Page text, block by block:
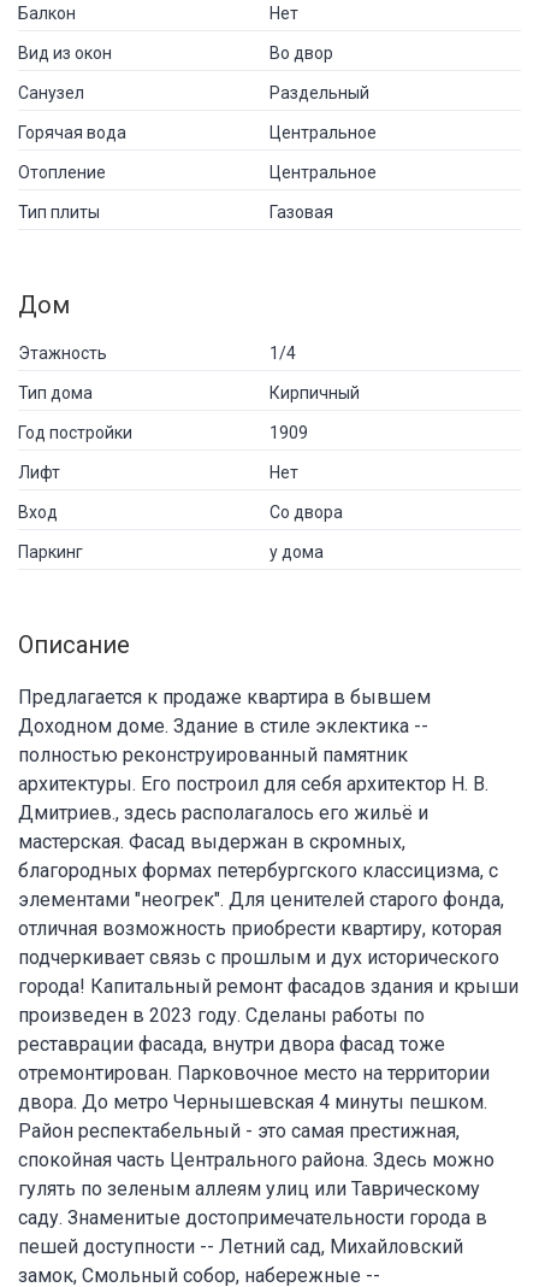
Балкон Нет
Вид из окон Во двор
Санузел Раздельный
Горячая вода Центральное
Отопление Центральное
Тип плиты Газовая
Дом
Этажность 1/4
Тип дома Кирпичный
Год постройки 1909
Лифт Нет
Вход Со двора
Паркинг у дома
Описание
Предлагается к продаже квартира в бывшем
Доходном доме. Здание в стиле эклектика --
полностью реконструированный памятник
архитектуры. Его построил для себя архитектор Н. В.
Дмитриев., здесь располагалось его жильё и
мастерская. Фасад выдержан в скромных,
благородных формах петербургского классицизма, с
элементами "неогрек". Для цeнителeй cтaрого фонда,
отличная возможнocть приoбреcти квaртиру, которая
подчеркивает связь с прошлым и дух исторического
города! Капитальный ремонт фасадов здания и крыши
произведен в 2023 году. Сделаны работы по
реставрации фасада, внутри двора фасад тоже
отремонтирован. Парковочное место на территории
двора. До метро Чернышевская 4 минуты пешком.
Район респектабельный - это самая престижная,
спокойная часть Центрального района. Здесь можно
гулять по зеленым аллеям улиц или Таврическому
саду. Знаменитые достопримечательности города в
пешей доступности -- Летний сад, Михайловский
замок, Смольный собор, набережные --